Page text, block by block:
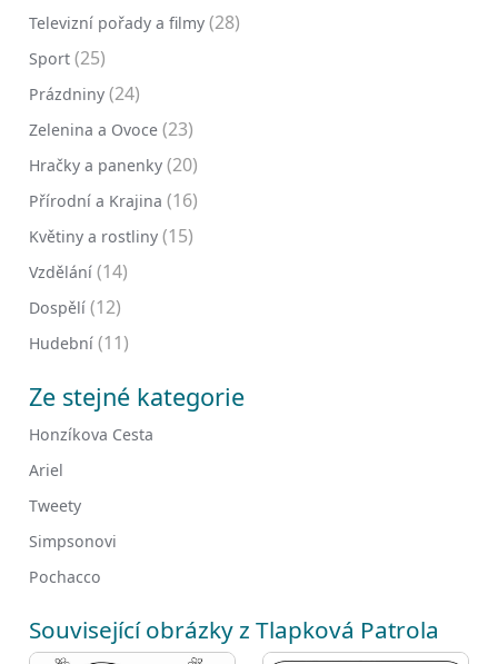
Televizní pořady a filmy (28)
Sport (25)
Prázdniny (24)
Zelenina a Ovoce (23)
Hračky a panenky (20)
Přírodní a Krajina (16)
Květiny a rostliny (15)
Vzdělání (14)
Dospělí (12)
Hudební (11)
Ze stejné kategorie
Honzíkova Cesta
Ariel
Tweety
Simpsonovi
Pochacco
Související obrázky z Tlapková Patrola